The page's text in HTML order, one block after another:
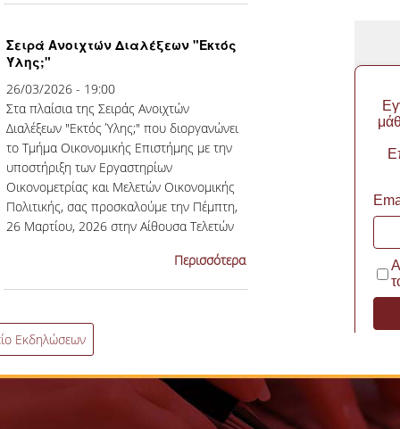
Σειρά Ανοιχτών Διαλέξεων "Εκτός
Ύλης;"
26/03/2026 - 19:00
Στα πλαίσια της Σειράς Ανοιχτών
Διαλέξεων "Εκτός Ύλης;" που διοργανώνει
το Τμήμα Οικονομικής Επιστήμης με την
υποστήριξη των Εργαστηρίων
Οικονομετρίας και Μελετών Οικονομικής
Πολιτικής, σας προσκαλούμε την Πέμπτη,
26 Μαρτίου, 2026 στην Αίθουσα Τελετών
"Διεθνής Τάξη και Αταξία: Από τον...Περισσότερα
Εκδηλώσεων